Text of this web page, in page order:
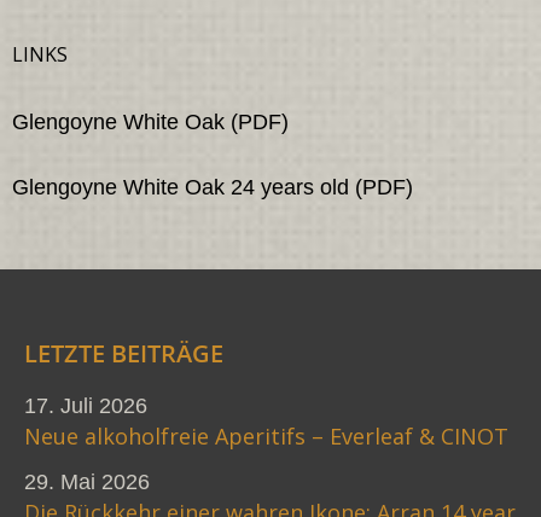
LINKS
Glengoyne White Oak (PDF)
Glengoyne White Oak 24 years old (PDF)
LETZTE BEITRÄGE
17. Juli 2026
Neue alkoholfreie Aperitifs – Everleaf & CINOT
29. Mai 2026